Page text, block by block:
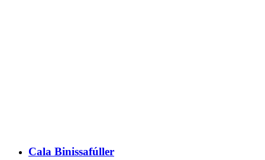
Cala Binissafúller